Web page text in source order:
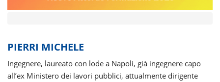
PIERRI MICHELE
Ingegnere, laureato con lode a Napoli, già ingegnere capo
all’ex Ministero dei lavori pubblici, attualmente dirigente